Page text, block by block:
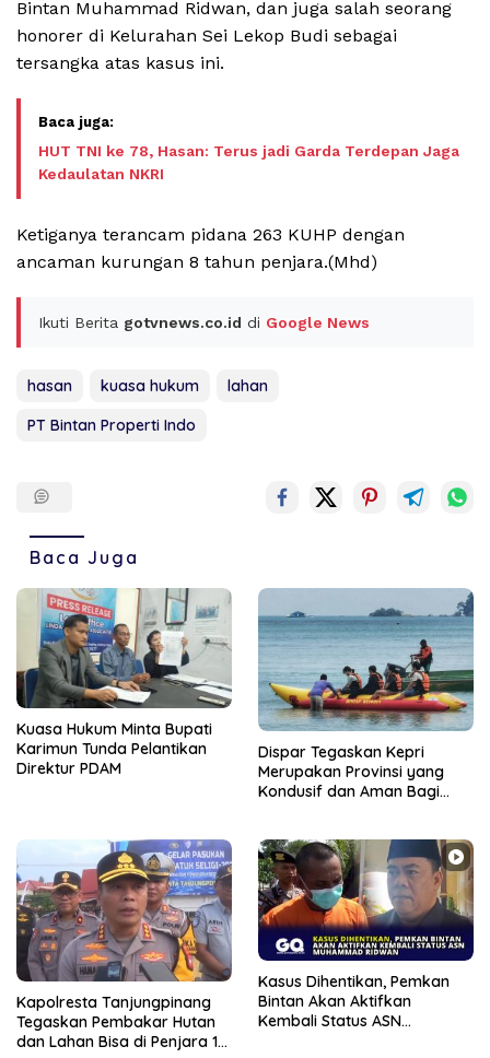
Bintan Muhammad Ridwan, dan juga salah seorang
honorer di Kelurahan Sei Lekop Budi sebagai
tersangka atas kasus ini.
HUT TNI ke 78, Hasan: Terus jadi Garda Terdepan Jaga
Kedaulatan NKRI
Ketiganya terancam pidana 263 KUHP dengan
ancaman kurungan 8 tahun penjara.(Mhd)
Ikuti Berita gotvnews.co.id di Google News
hasan kuasa hukum
lahan
PT Bintan Properti Indo
Baca Juga
Kuasa Hukum Minta Bupati
Karimun Tunda Pelantikan
Direktur PDAM
Dispar Tegaskan Kepri
Merupakan Provinsi yang
Kondusif dan Aman Bagi
Kapolresta Tanjungpinang
Tegaskan Pembakar Hutan
dan Lahan Bisa di Penjara 10
Kasus Dihentikan, Pemkan
Bintan Akan Aktifkan
Kembali Status ASN